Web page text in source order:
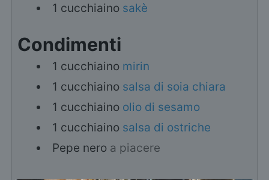
1 cucchiaino sakè
Condimenti
1 cucchiaino mirin
1 cucchiaino salsa di soia chiara
1 cucchiaino olio di sesamo
1 cucchiaino salsa di ostriche
Pepe nero a piacere